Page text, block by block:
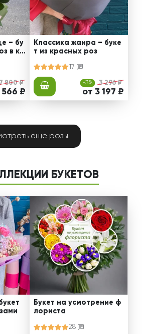
– бу
в ко
800 ₽
566 ₽
Классика жанра – буке
т из красных роз
17
-3% 3 296 ₽
от 3 197 ₽
еще розы
БУКЕТОВ
Букет на усмотрение ф
лориста
28